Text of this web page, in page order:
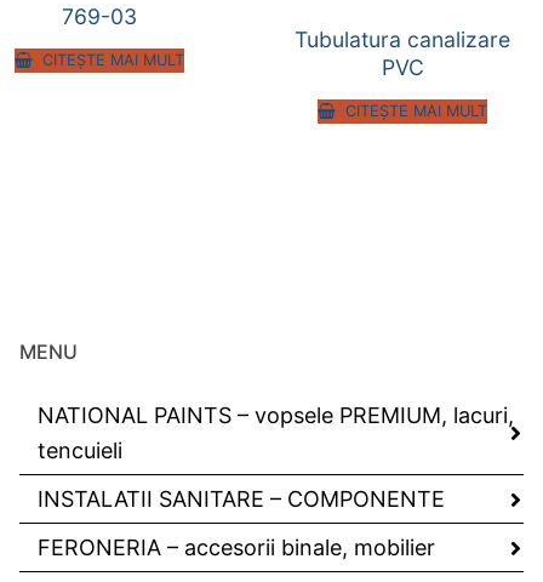
769-03
CITEȘTE MAI MULT
Tubulatura canalizare
PVC
CITEȘTE MAI MULT
MENU
NATIONAL PAINTS – vopsele PREMIUM, lacuri,
tencuieli
INSTALATII SANITARE – COMPONENTE
FERONERIA – accesorii binale, mobilier